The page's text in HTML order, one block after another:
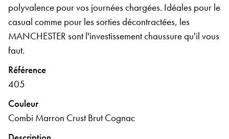
polyvalence pour vos journées chargées. Idéales pour le
casual comme pour les sorties décontractées, les
MANCHESTER sont l'investissement chaussure qu'il vous
faut.
Référence
405
Couleur
Combi Marron Crust Brut Cognac